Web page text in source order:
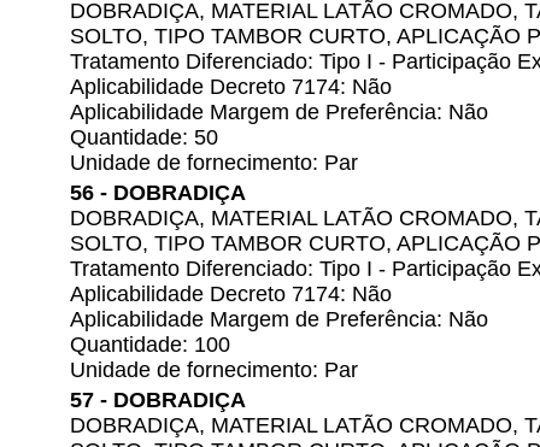
DOBRADIÇA, MATERIAL LATÃO CROMADO,
SOLTO, TIPO TAMBOR CURTO, APLICAÇÃO
Tratamento Diferenciado: Tipo I - Participação
Aplicabilidade Decreto 7174: Não
Aplicabilidade Margem de Preferência: Não
Quantidade: 50
Unidade de fornecimento: Par
56 - DOBRADIÇA
DOBRADIÇA, MATERIAL LATÃO CROMADO,
SOLTO, TIPO TAMBOR CURTO, APLICAÇÃO
Tratamento Diferenciado: Tipo I - Participação
Aplicabilidade Decreto 7174: Não
Aplicabilidade Margem de Preferência: Não
Quantidade: 100
Unidade de fornecimento: Par
57 - DOBRADIÇA
DOBRADIÇA, MATERIAL LATÃO CROMADO,